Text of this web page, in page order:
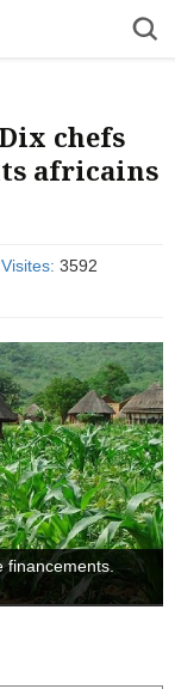
chefs
africains
Visites: 3592
financements.